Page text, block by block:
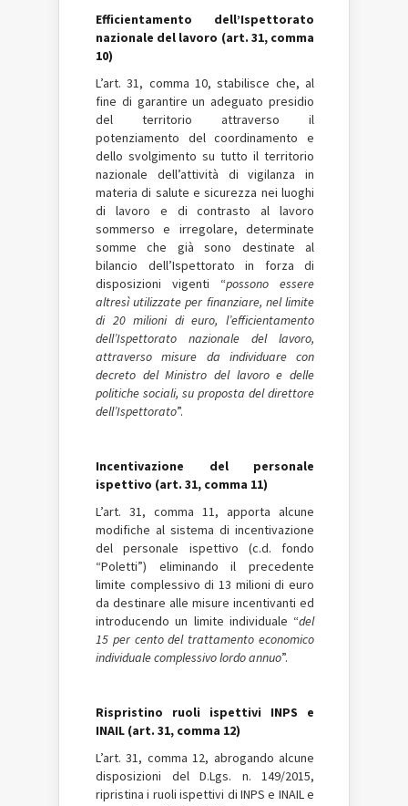
Efficientamento dell’Ispettorato
nazionale del lavoro (art. 31, comma
10)
L’art. 31, comma 10, stabilisce che, al
fine di garantire un adeguato presidio
del territorio attraverso il
potenziamento del coordinamento e
dello svolgimento su tutto il territorio
nazionale dell’attività di vigilanza in
materia di salute e sicurezza nei luoghi
di lavoro e di contrasto al lavoro
sommerso e irregolare, determinate
somme che già sono destinate al
bilancio dell’Ispettorato in forza di
disposizioni vigenti “possono essere
altresì utilizzate per finanziare, nel limite
di 20 milioni di euro, l’efficientamento
dell’Ispettorato nazionale del lavoro,
attraverso misure da individuare con
decreto del Ministro del lavoro e delle
politiche sociali, su proposta del direttore
dell’Ispettorato”.
Incentivazione del personale
ispettivo (art. 31, comma 11)
L’art. 31, comma 11, apporta alcune
modifiche al sistema di incentivazione
del personale ispettivo (c.d. fondo
“Poletti”) eliminando il precedente
limite complessivo di 13 milioni di euro
da destinare alle misure incentivanti ed
introducendo un limite individuale “del
15 per cento del trattamento economico
individuale complessivo lordo annuo”.
Rispristino ruoli ispettivi INPS e
INAIL (art. 31, comma 12)
L’art. 31, comma 12, abrogando alcune
disposizioni del D.Lgs. n. 149/2015,
ripristina i ruoli ispettivi di INPS e INAIL e